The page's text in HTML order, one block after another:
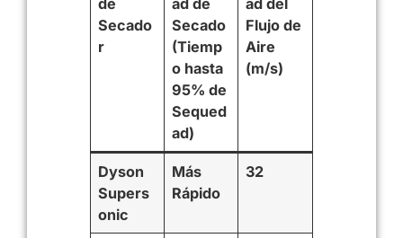
de
Secado
r
ad de
Secado
(Tiemp
o hasta
95% de
Sequed
ad)
ad del
Flujo de
Aire
(m/s)
Dyson
Supers
onic
Más
Rápido
32